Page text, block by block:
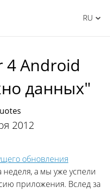
RU
4 Android
данных"
2012
обновления
а мы уже успели
приложения. Вслед за